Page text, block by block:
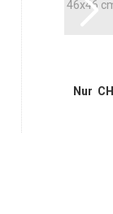
46x46
Nur